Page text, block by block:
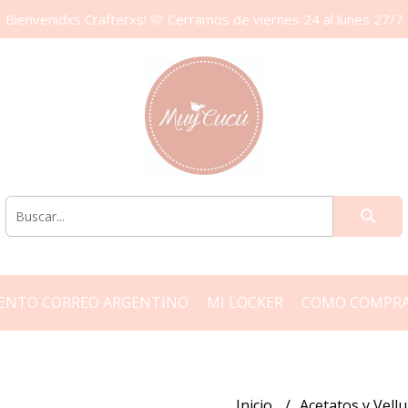
Bienvenidxs Crafterxs! 🩷 Cerramos de viernes 24 al lunes 27/7
CORREO ARGENTINO MI LOCKER COMO